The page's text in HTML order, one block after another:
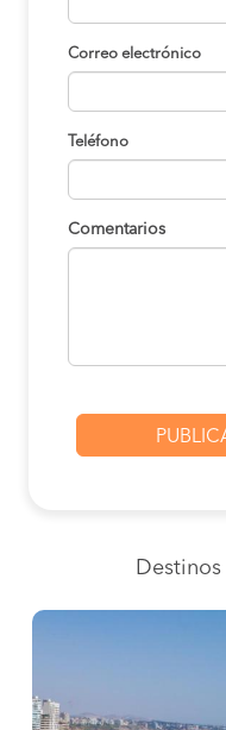
Correo electrónico
Teléfono
Comentarios
Destinos